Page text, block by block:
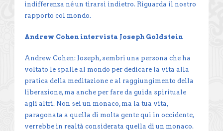
indifferenza né un tirarsi indietro. Riguarda il nostro
rapporto col mondo.
Andrew Cohen intervista Joseph Goldstein
Andrew Cohen: Joseph, sembri una persona che ha
voltato le spalle al mondo per dedicare la vita alla
pratica della meditazione e al raggiungimento della
liberazione, ma anche per fare da guida spirituale
agli altri. Non sei un monaco, ma la tua vita,
paragonata a quella di molta gente qui in occidente,
verrebbe in realtà considerata quella di un monaco.